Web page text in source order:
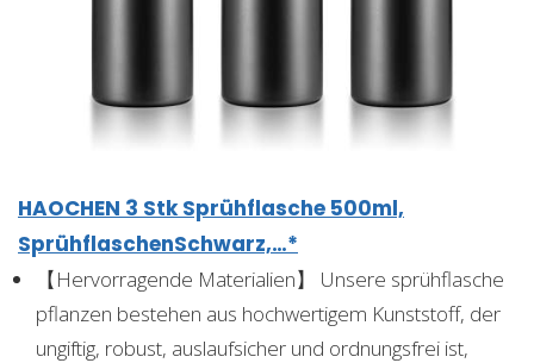
HAOCHEN 3 Stk Sprühflasche 500ml,
SprühflaschenSchwarz,…*
【Hervorragende Materialien】 Unsere sprühflasche
pflanzen bestehen aus hochwertigem Kunststoff, der
ungiftig, robust, auslaufsicher und ordnungsfrei ist,